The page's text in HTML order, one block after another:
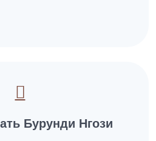
Бурунди Нгози